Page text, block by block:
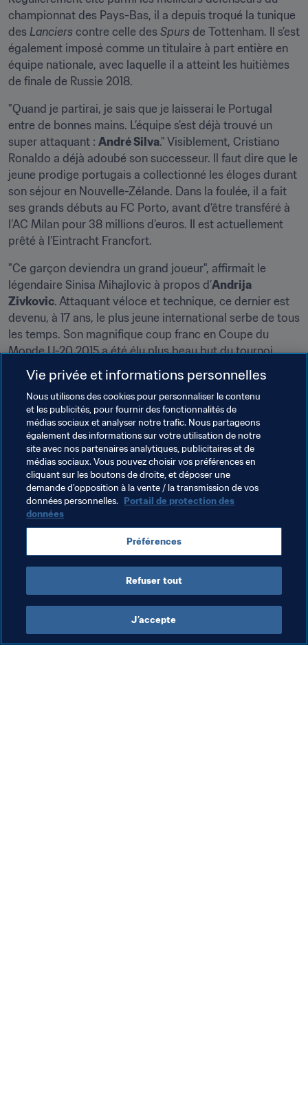
championnat des Pays-Bas, il a depuis troqué la tunique
des Lanciers contre celle des Spurs de Tottenham. Il s’est
également imposé comme un titulaire à part entière en
équipe nationale, avec laquelle il a atteint les huitièmes
de finale de Russie 2018.
"Quand je partirai, je sais que je laisserai le Portugal
entre de bonnes mains. L’équipe s’est déjà trouvé un
super attaquant : André Silva." Visiblement, Cristiano
Ronaldo a déjà adoubé son successeur. Il faut dire que le
jeune prodige portugais a collectionné les éloges durant
son séjour en Nouvelle-Zélande. Dans la foulée, il a fait
ses grands débuts au FC Porto, avant d’être transféré à
l’AC Milan pour 38 millions d’euros. Il est actuellement
prêté à l’Eintracht Francfort.
"Ce garçon deviendra un grand joueur", affirmait le
légendaire Sinisa Mihajlovic à propos d’Andrija
Zivkovic. Attaquant véloce et technique, ce dernier est
devenu, à 17 ans, le plus jeune international serbe de tous
les temps. Son magnifique coup franc en Coupe du
Monde U-20 2015 a été élu plus beau but du tournoi.
Depuis, Zivkovic a rejoint le Benfica Lisbonne, où ses
performances inspirées et sa constance au plus haut
niveau n’ont pas tardé à éveiller l’intérêt de plusieurs
grands clubs européens.
Thèmes en lien
Compétitions FIFA Brazil Mali Senegal
Germany Portugal Argentina
Vie privée et informations personnelles
Nous utilisons des cookies pour personnaliser le contenu
et les publicités, pour fournir des fonctionnalités de
médias sociaux et analyser notre trafic. Nous partageons
également des informations sur votre utilisation de notre
site avec nos partenaires analytiques, publicitaires et de
médias sociaux. Vous pouvez choisir vos préférences en
cliquant sur les boutons de droite, et déposer une
demande d’opposition à la vente / la transmission de vos
données personnelles. Portail de protection des
données
Préférences
Refuser tout
J’accepte